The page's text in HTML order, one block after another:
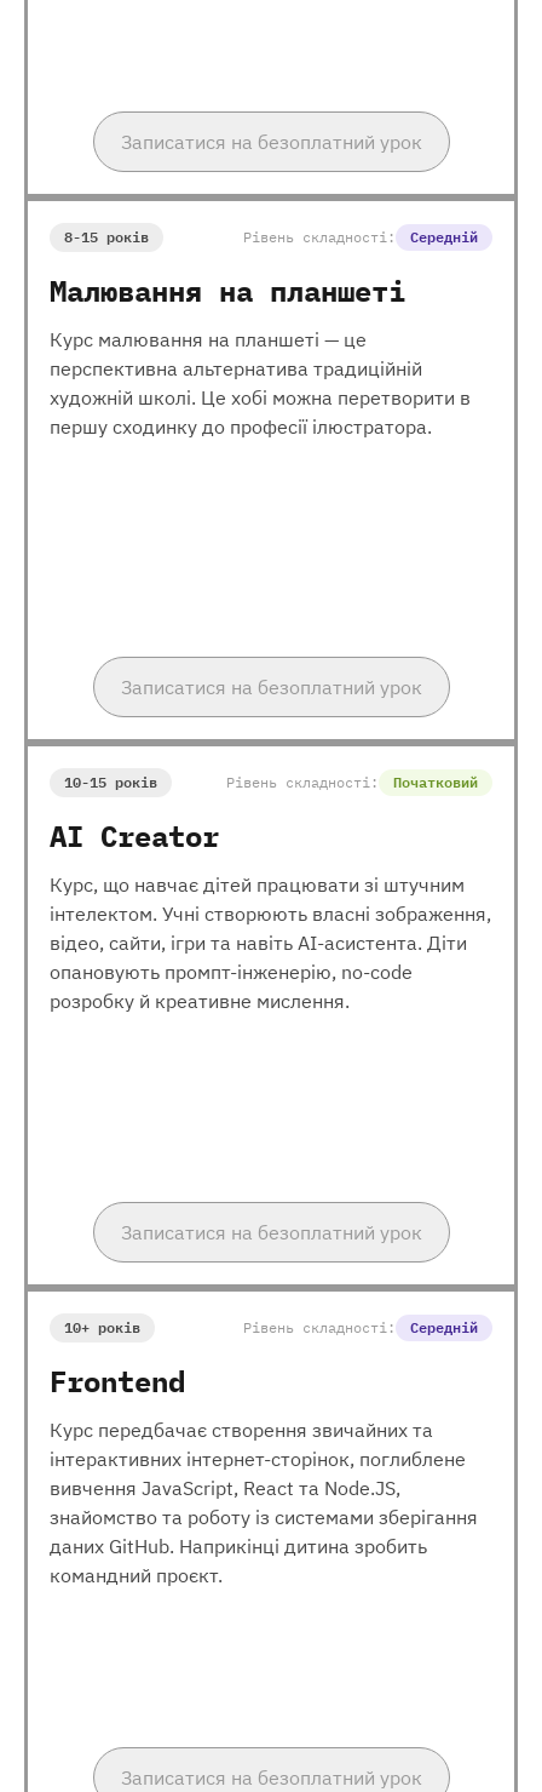
Записатися на безоплатний урок
8-15 років Рівень складності: Середній
Малювання на планшеті
Курс малювання на планшеті — це
перспективна альтернатива традиційній
художній школі. Це хобі можна перетворити в
першу сходинку до професії ілюстратора.
Записатися на безоплатний урок
10-15 років Рівень складності: Початковий
AI Creator
Курс, що навчає дітей працювати зі штучним
інтелектом. Учні створюють власні зображення,
відео, сайти, ігри та навіть AI-асистента. Діти
опановують промпт-інженерію, no-code
розробку й креативне мислення.
Записатися на безоплатний урок
10+ років Рівень складності: Середній
Frontend
Курс передбачає створення звичайних та
інтерактивних інтернет-сторінок, поглиблене
вивчення JavaScript, React та Node.JS,
знайомство та роботу із системами зберігання
даних GitHub. Наприкінці дитина зробить
командний проєкт.
Записатися на безоплатний урок